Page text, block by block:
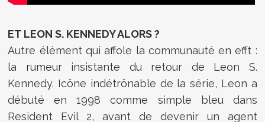
ET LEON S. KENNEDY ALORS ?
Autre élément qui affole la communauté en efft :
la rumeur insistante du retour de Leon S.
Kennedy. Icône indétrônable de la série, Leon a
débuté en 1998 comme simple bleu dans
Resident Evil 2, avant de devenir un agent